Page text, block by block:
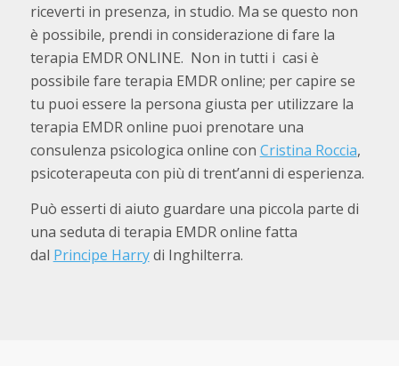
riceverti in presenza, in studio. Ma se questo non
è possibile, prendi in considerazione di fare la
terapia EMDR ONLINE. Non in tutti i casi è
possibile fare terapia EMDR online; per capire se
tu puoi essere la persona giusta per utilizzare la
terapia EMDR online puoi prenotare una
consulenza psicologica online con Cristina Roccia,
psicoterapeuta con più di trent’anni di esperienza.
Può esserti di aiuto guardare una piccola parte di
una seduta di terapia EMDR online fatta
dal Principe Harrydi Inghilterra.